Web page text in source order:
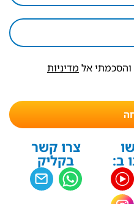
אל מדיניות
ב:
צרו קשר
בקליק